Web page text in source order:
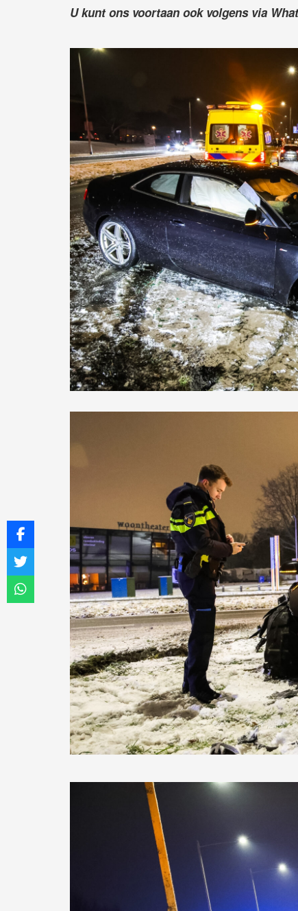
U kunt ons voortaan ook volgens via